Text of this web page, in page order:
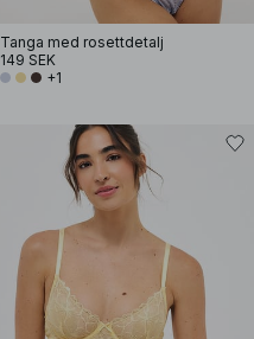
Tanga med rosettdetalj
149 SEK
+1